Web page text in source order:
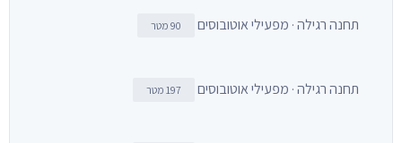
תחנה רגילה · מפעילי אוטובוסים 90 מטר
תחנה רגילה · מפעילי אוטובוסים 197 מטר